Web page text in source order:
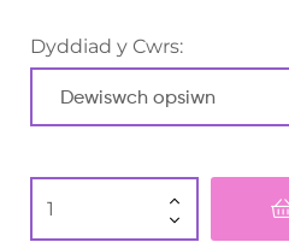
Dyddiad y Cwrs: